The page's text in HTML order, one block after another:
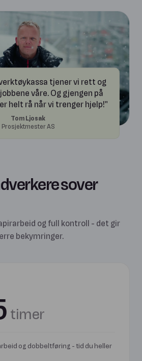
tjener vi rett og
våre. Og gjengen på
helt rå når vi trenger hjelp!"
Tom Ljosak
Prosjektmester AS
sover
og full kontroll - det gir
bekymringer.
timer
og dobbeltføring - tid du heller